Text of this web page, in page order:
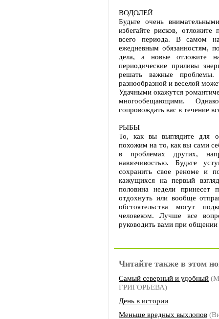
ВОДОЛЕЙ
Будьте очень
избегайте рисков,
всего периода. В самом
ежедневным обязанностям,
дела, а новые отложите
периодические приливы
решать важные
разнообразной и веселой
Удачными окажутся
многообещающими.
сопровождать вас в течение
РЫБЫ
То, как вы выглядите для
похожим на то, как вы сами
в проблемах других,
навязчивостью. Будьте
сохранить свое реноме и
кажущихся на первый
половина недели принесет
отдохнуть или вообще
обстоятельства могут
человеком. Лучше все
руководить вами при
Читайте также в этом
Самый северный и удобный
ГРИГОРЬЕВА)
День в истории
Меньше вредных выхлопов